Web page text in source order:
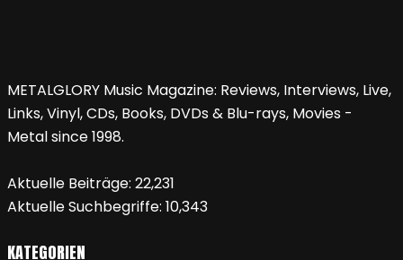
METALGLORY Music Magazine: Reviews, Interviews, Live,
Links, Vinyl, CDs, Books, DVDs & Blu-rays, Movies -
Metal since 1998.
Aktuelle Beiträge: 22,231
Aktuelle Suchbegriffe: 10,343
KATEGORIEN